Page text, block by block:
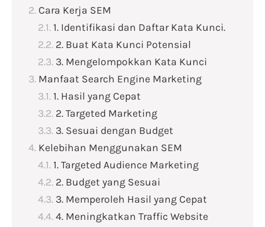
Cara Kerja SEM
1. Identifikasi dan Daftar Kata Kunci.
2. Buat Kata Kunci Potensial
3. Mengelompokkan Kata Kunci
Manfaat Search Engine Marketing
1. Hasil yang Cepat
2. Targeted Marketing
3. Sesuai dengan Budget
Kelebihan Menggunakan SEM
1. Targeted Audience Marketing
2. Budget yang Sesuai
3. Memperoleh Hasil yang Cepat
4. Meningkatkan Traffic Website